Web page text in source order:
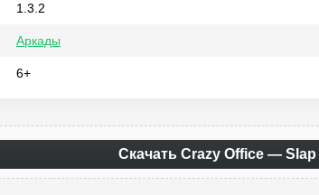
1.3.2
Аркады
6+
Скачать Crazy Office —